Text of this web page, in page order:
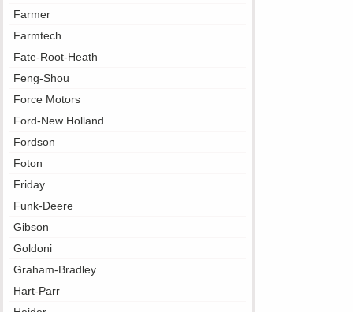
Farmer
Farmtech
Fate-Root-Heath
Feng-Shou
Force Motors
Ford-New Holland
Fordson
Foton
Friday
Funk-Deere
Gibson
Goldoni
Graham-Bradley
Hart-Parr